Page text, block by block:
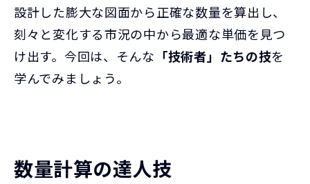
設計した膨大な図面から正確な数量を算出し、
刻々と変化する市況の中から最適な単価を見つ
け出す。今回は、そんな 「技術者」たちの技を
学んでみましょう。
数量計算の達人技